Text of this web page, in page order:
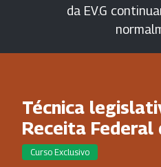
da EV.G
Técnica
Receita Federal
Curso Exclusivo